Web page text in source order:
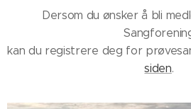
Dersom du ønsker å bli
kan du registrere deg for
siden.